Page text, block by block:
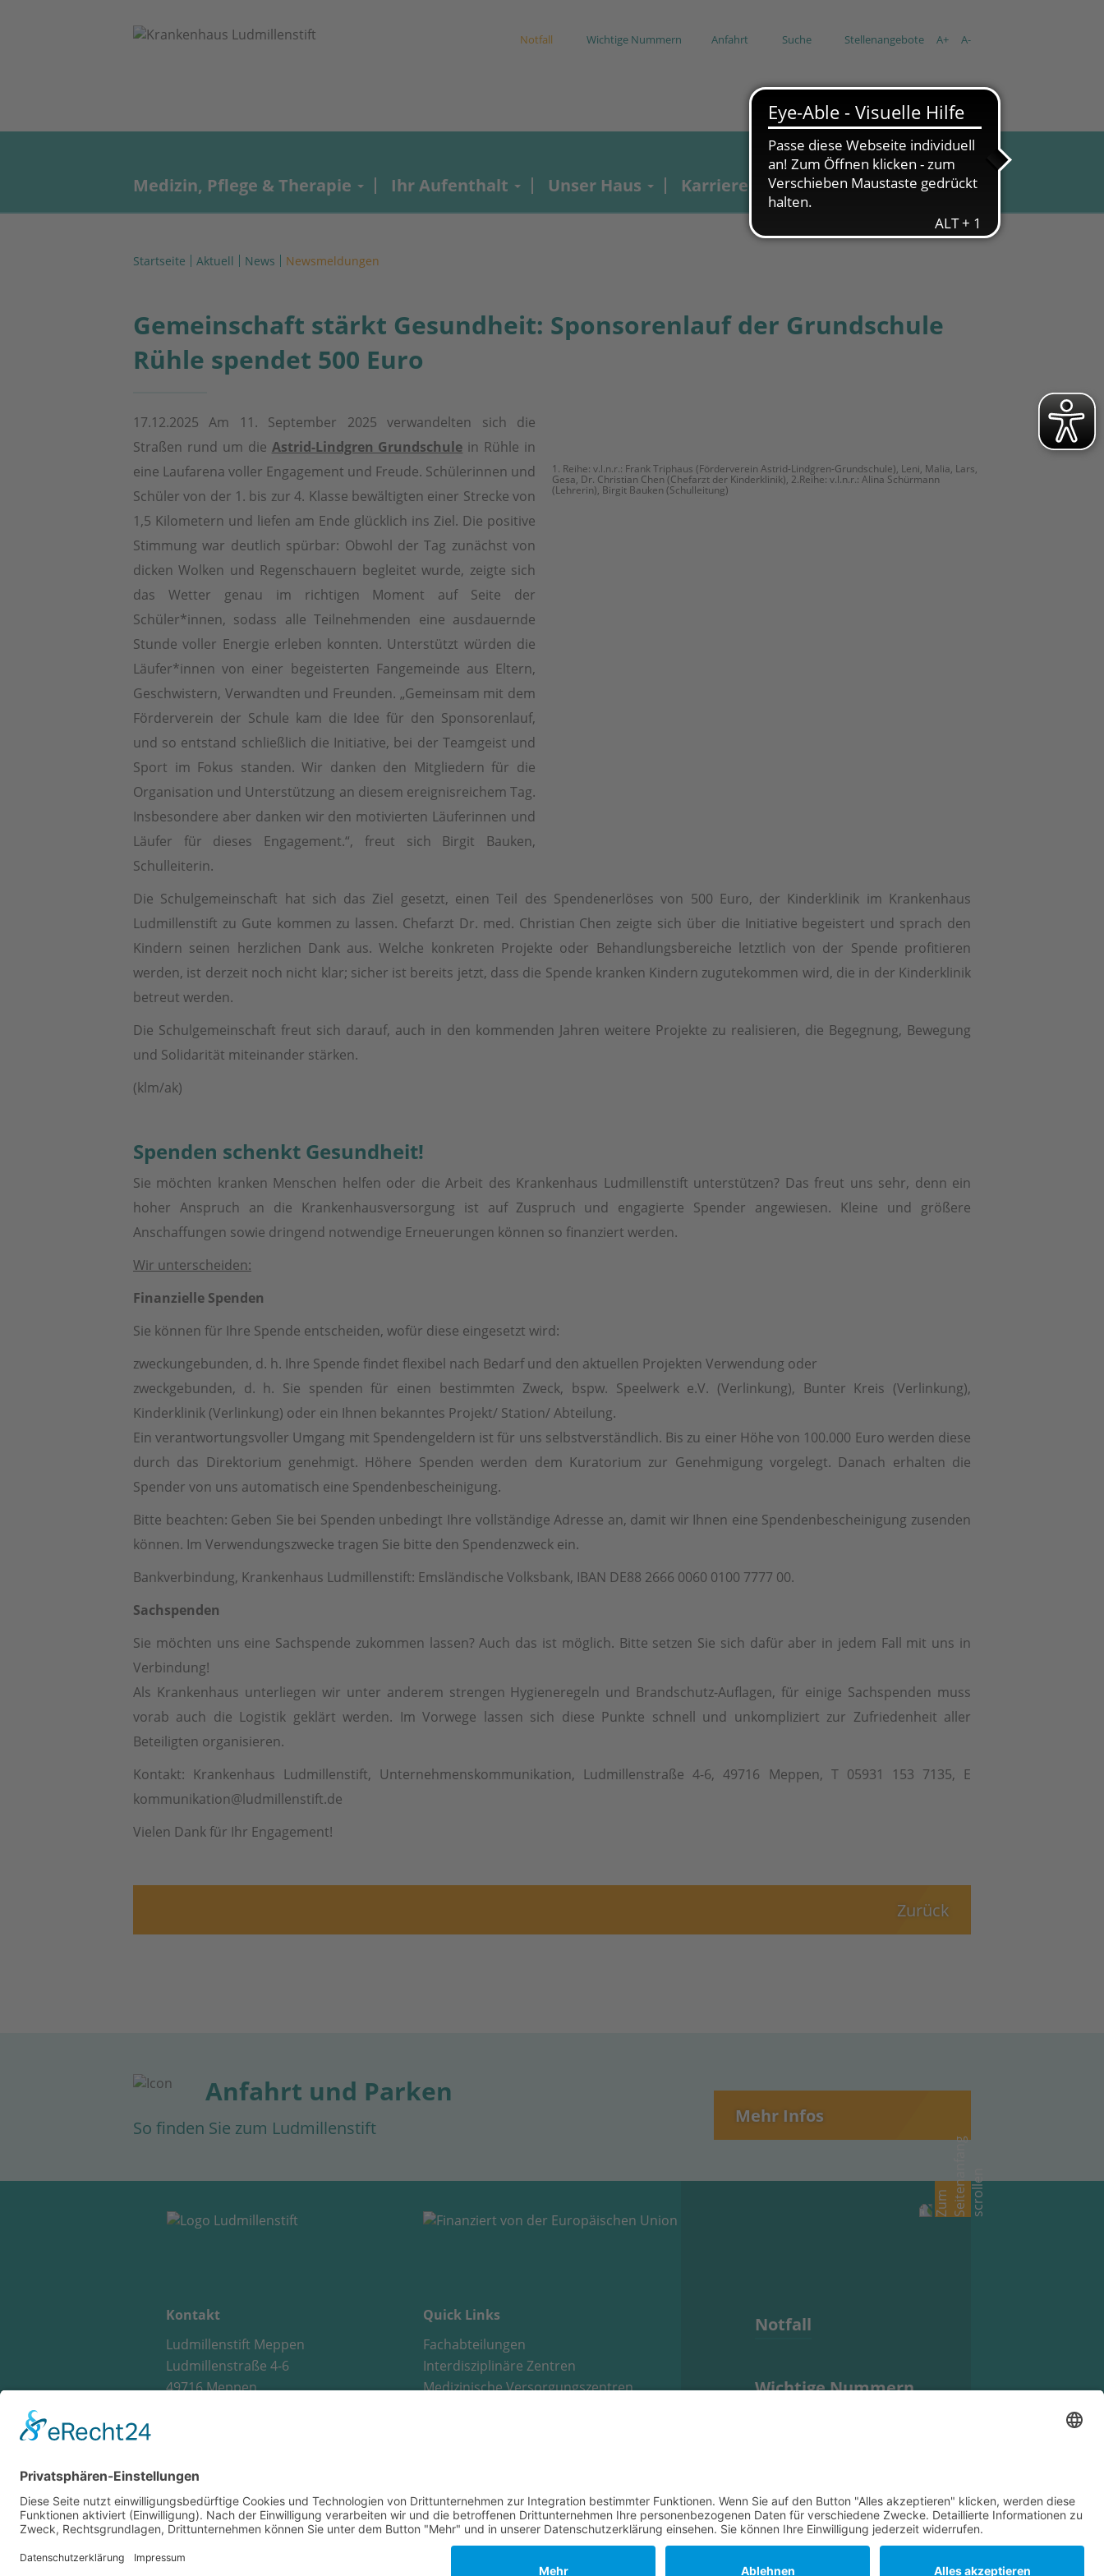
Notfall Wichtige Nummern Anfahrt Suche Stellenangebote A+ A-
Medizin, Pflege & Therapie Ihr Aufenthalt Unser Haus Karriere Aktuell
Startseite Aktuell News Newsmeldungen
Gemeinschaft stärkt Gesundheit: Sponsorenlauf der Grundschule
Rühle spendet 500 Euro
17.12.2025 Am 11. September 2025 verwandelten sich die
Straßen rund um die Astrid-Lindgren Grundschule in Rühle in
eine Laufarena voller Engagement und Freude. Schülerinnen und
Schüler von der 1. bis zur 4. Klasse bewältigten einer Strecke von
1,5 Kilometern und liefen am Ende glücklich ins Ziel. Die positive
Stimmung war deutlich spürbar: Obwohl der Tag zunächst von
dicken Wolken und Regenschauern begleitet wurde, zeigte sich
das Wetter genau im richtigen Moment auf Seite der
Schüler*innen, sodass alle Teilnehmenden eine ausdauernde
Stunde voller Energie erleben konnten. Unterstützt würden die
Läufer*innen von einer begeisterten Fangemeinde aus Eltern,
Geschwistern, Verwandten und Freunden. „Gemeinsam mit dem
Förderverein der Schule kam die Idee für den Sponsorenlauf,
und so entstand schließlich die Initiative, bei der Teamgeist und
Sport im Fokus standen. Wir danken den Mitgliedern für die
Organisation und Unterstützung an diesem ereignisreichem Tag.
Insbesondere aber danken wir den motivierten Läuferinnen und
Läufer für dieses Engagement.“, freut sich Birgit Bauken,
Schulleiterin.
1. Reihe: v.l.n.r.: Frank Triphaus (Förderverein Astrid-Lindgren-Grundschule), Leni, Malia, Lars,
Gesa, Dr. Christian Chen (Chefarzt der Kinderklinik), 2.Reihe: v.l.n.r.: Alina Schürmann
(Lehrerin), Birgit Bauken (Schulleitung)
Die Schulgemeinschaft hat sich das Ziel gesetzt, einen Teil des Spendenerlöses von 500 Euro, der Kinderklinik im Krankenhaus
Ludmillenstift zu Gute kommen zu lassen. Chefarzt Dr. med. Christian Chen zeigte sich über die Initiative begeistert und sprach den
Kindern seinen herzlichen Dank aus. Welche konkreten Projekte oder Behandlungsbereiche letztlich von der Spende profitieren
werden, ist derzeit noch nicht klar; sicher ist bereits jetzt, dass die Spende kranken Kindern zugutekommen wird, die in der Kinderklinik
betreut werden.
Die Schulgemeinschaft freut sich darauf, auch in den kommenden Jahren weitere Projekte zu realisieren, die Begegnung, Bewegung
und Solidarität miteinander stärken.
(klm/ak)
Spenden schenkt Gesundheit!
Sie möchten kranken Menschen helfen oder die Arbeit des Krankenhaus Ludmillenstift unterstützen? Das freut uns sehr, denn ein
hoher Anspruch an die Krankenhausversorgung ist auf Zuspruch und engagierte Spender angewiesen. Kleine und größere
Anschaffungen sowie dringend notwendige Erneuerungen können so finanziert werden.
Wir unterscheiden:
Finanzielle Spenden
Sie können für Ihre Spende entscheiden, wofür diese eingesetzt wird:
zweckungebunden, d. h. Ihre Spende findet flexibel nach Bedarf und den aktuellen Projekten Verwendung oder
zweckgebunden, d. h. Sie spenden für einen bestimmten Zweck, bspw. Speelwerk e.V. (Verlinkung), Bunter Kreis (Verlinkung),
Kinderklinik (Verlinkung) oder ein Ihnen bekanntes Projekt/ Station/ Abteilung.
Ein verantwortungsvoller Umgang mit Spendengeldern ist für uns selbstverständlich. Bis zu einer Höhe von 100.000 Euro werden diese
durch das Direktorium genehmigt. Höhere Spenden werden dem Kuratorium zur Genehmigung vorgelegt. Danach erhalten die
Spender von uns automatisch eine Spendenbescheinigung.
Bitte beachten: Geben Sie bei Spenden unbedingt Ihre vollständige Adresse an, damit wir Ihnen eine Spendenbescheinigung zusenden
können. Im Verwendungszwecke tragen Sie bitte den Spendenzweck ein.
Bankverbindung, Krankenhaus Ludmillenstift: Emsländische Volksbank, IBAN DE88 2666 0060 0100 7777 00.
Sachspenden
Sie möchten uns eine Sachspende zukommen lassen? Auch das ist möglich. Bitte setzen Sie sich dafür aber in jedem Fall mit uns in
Verbindung!
Als Krankenhaus unterliegen wir unter anderem strengen Hygieneregeln und Brandschutz-Auflagen, für einige Sachspenden muss
vorab auch die Logistik geklärt werden. Im Vorwege lassen sich diese Punkte schnell und unkompliziert zur Zufriedenheit aller
Beteiligten organisieren.
Kontakt: Krankenhaus Ludmillenstift, Unternehmenskommunikation, Ludmillenstraße 4-6, 49716 Meppen, T 05931 153 7135, E
kommunikation@ludmillenstift.de
Vielen Dank für Ihr Engagement!
Zurück
Anfahrt und Parken
So finden Sie zum Ludmillenstift
Mehr Infos
Kontakt
Ludmillenstift Meppen
Ludmillenstraße 4-6
49716 Meppen
Quick Links
Fachabteilungen
Interdisziplinäre Zentren
Medizinische Versorgungszentren
Notfall
Wichtige Nummern
Suche